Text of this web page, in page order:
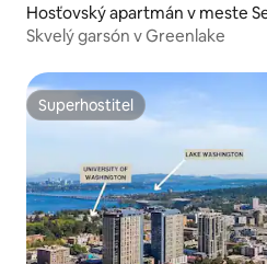
Hosťovský apartmán v meste
Skvelý garsón v Greenlake
Superhostiteľ
Superhostiteľ